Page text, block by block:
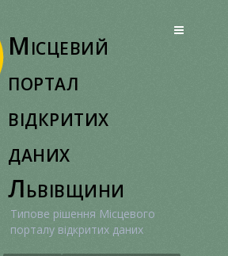
Місцевий
портал
відкритих
даних
Львівщини
Типове рішення Місцевого
порталу відкритих даних